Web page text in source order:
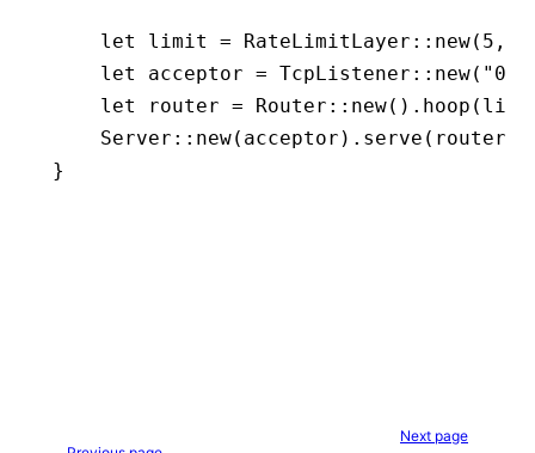
    let
limit = RateLimitLayer :: new( 5 ,
    let
acceptor = TcpListener :: new(
    let
router = Router :: new() . hoop
    Server
:: new(acceptor) . serve (router)
}
Next page